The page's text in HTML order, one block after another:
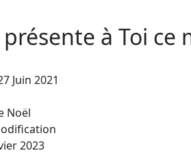
présente à Toi ce
Juin 2021
Noël
2023